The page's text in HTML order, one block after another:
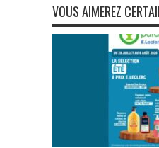
VOUS AIMEREZ